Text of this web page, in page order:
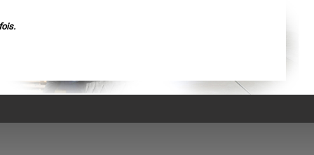
Vesoul
Chalon-sur-Saône
Annecy